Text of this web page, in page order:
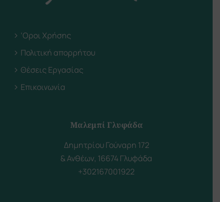
‘Οροι Χρήσης
Πολιτική απορρήτου
Θέσεις Εργασίας
Επικοινωνία
Μαλεμπί Γλυφάδα
Δημητρίου Γούναρη 172
& Ανθέων, 16674 Γλυφάδα
+302167001922